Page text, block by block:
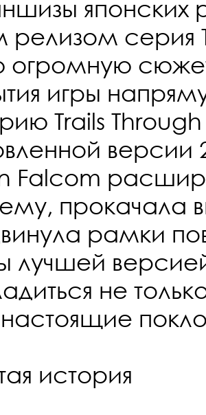
японских
релизом серия
огромную
игры
Trails
версии
Falcom
прокачала
рамки
лучшей
не
история